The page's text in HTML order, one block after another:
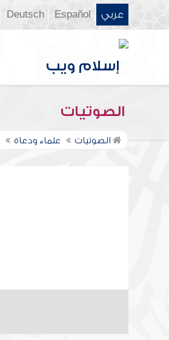
عربي Español
Deutsch
الصوتيات
الصوتيات علماء ودعاة